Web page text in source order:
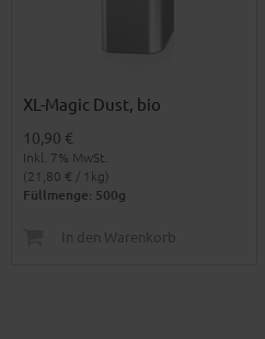
XL-Magic Dust, bio
10,90 €
Inkl. 7% MwSt.
(21,80 € / 1kg)
Füllmenge: 500g
In den Warenkorb